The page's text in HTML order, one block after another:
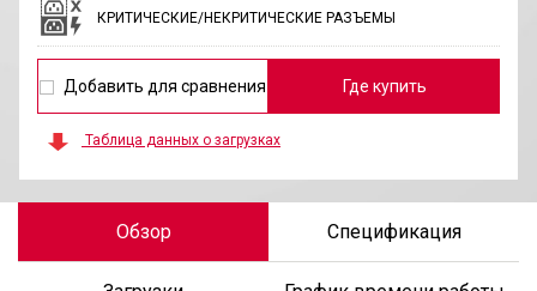
КРИТИЧЕСКИЕ/НЕКРИТИЧЕСКИЕ РАЗЪЕМЫ
Добавить для сравнения Где купить
Таблица данных о загрузках
Обзор Спецификация